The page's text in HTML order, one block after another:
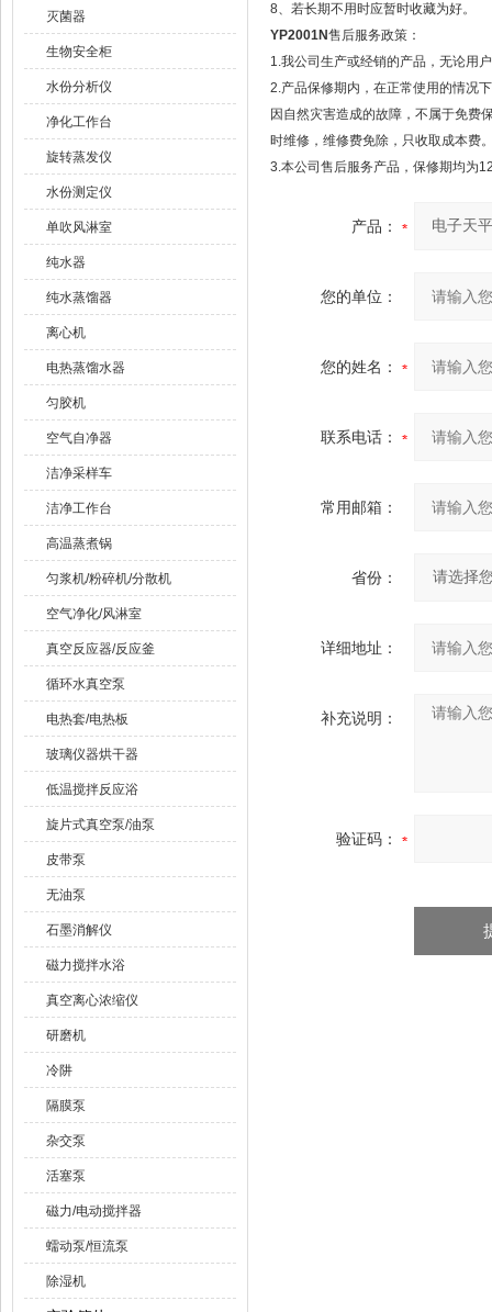
灭菌器
生物安全柜
水份分析仪
净化工作台
旋转蒸发仪
水份测定仪
单吹风淋室
纯水器
纯水蒸馏器
离心机
电热蒸馏水器
匀胶机
空气自净器
洁净采样车
洁净工作台
高温蒸煮锅
匀浆机/粉碎机/分散机
空气净化/风淋室
真空反应器/反应釜
循环水真空泵
电热套/电热板
玻璃仪器烘干器
低温搅拌反应浴
旋片式真空泵/油泵
皮带泵
无油泵
石墨消解仪
磁力搅拌水浴
真空离心浓缩仪
研磨机
冷阱
隔膜泵
杂交泵
活塞泵
磁力/电动搅拌器
蠕动泵/恒流泵
除湿机
8、若长期不用时应暂时收藏为好。
YP2001N售后服务政策：
1.我公司生产或经销的产品，无论用
2.产品保修期内，在正常使用的情况
因自然灾害造成的故障，不属于免费
时维修，维修费免除，只收取成本费
3.本公司售后服务产品，保修期均为
产品：
您的单位：
您的姓名：
联系电话：
常用邮箱：
省份：
详细地址：
补充说明：
验证码：